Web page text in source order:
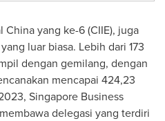
yang ke-6 (CIIE), juga
luar biasa. Lebih dari 173
dengan gemilang, dengan
mencapai 424,23
Singapore Business
delegasi yang terdiri